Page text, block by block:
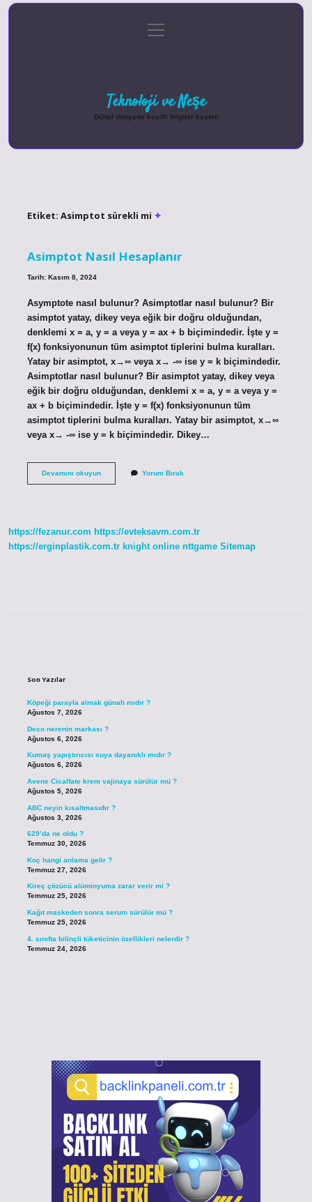
Gizlilik Politikası
menüyü
aç
Teknoloji ve Neşe
Dijital dünyada keyifli bilgiler keşfet!
Etiket: Asimptot sürekli mi
Asimptot Nasıl Hesaplanır
Tarih: Kasım 8, 2024
Asymptote nasıl bulunur? Asimptotlar nasıl bulunur? Bir
asimptot yatay, dikey veya eğik bir doğru olduğundan,
denklemi x = a, y = a veya y = ax + b biçimindedir. İşte y =
f(x) fonksiyonunun tüm asimptot tiplerini bulma kuralları.
Yatay bir asimptot, x→∞ veya x→ -∞ ise y = k biçimindedir.
Asimptotlar nasıl bulunur? Bir asimptot yatay, dikey veya
eğik bir doğru olduğundan, denklemi x = a, y = a veya y =
ax + b biçimindedir. İşte y = f(x) fonksiyonunun tüm
asimptot tiplerini bulma kuralları. Yatay bir asimptot, x→∞
veya x→ -∞ ise y = k biçimindedir. Dikey…
Devamını okuyunAsimptot
Yorum Bırak
https://fezanur.com https://evteksavm.com.tr
https://erginplastik.com.tr knight online nttgame Sitemap
Son Yazılar
Köpeği parayla almak günah mıdır ?
Ağustos 7, 2026
Deco nerenin markası ?
Ağustos 6, 2026
Kumaş yapıştırıcısı suya dayanıklı mıdır ?
Ağustos 6, 2026
Avene Cicalfate krem vajinaya sürülür mü ?
Ağustos 5, 2026
ABC neyin kısaltmasıdır ?
Ağustos 3, 2026
629’da ne oldu ?
Temmuz 30, 2026
Koç hangi anlama gelir ?
Temmuz 27, 2026
Kireç çözücü alüminyuma zarar verir mi ?
Temmuz 25, 2026
Kağıt maskeden sonra serum sürülür mü ?
Temmuz 25, 2026
4. sınıfta bilinçli tüketicinin özellikleri nelerdir ?
Temmuz 24, 2026